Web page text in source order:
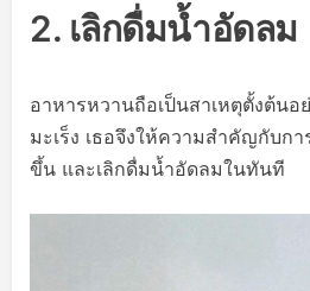
2. เลิกดื่มน้ำอัดลม
อาหารหวานถือเป็นสาเหตุตั้งต้นอ
มะเร็ง เธอจึงให้ความสำคัญกับก
ขึ้น และเลิกดื่มน้ำอัดลมในทันที